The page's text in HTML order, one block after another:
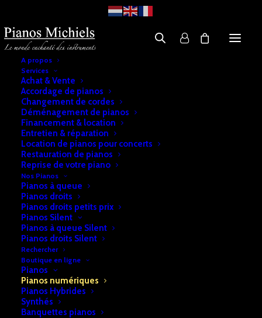
A propos
Services
Achat & Vente
Accordage de pianos
Changement de cordes
Déménagement de pianos
Financement & location
Entretien & réparation
Location de pianos pour concerts
Restauration de pianos
Reprise de votre piano
Nos Pianos
Pianos à queue
Pianos droits
Pianos droits petits prix
Pianos Silent
Pianos à queue Silent
Pianos droits Silent
Rechercher
Boutique en ligne
Pianos
Pianos numériques
Pianos Hybrides
Synthés
Banquettes pianos
Accueil Pianos
Piano numérique Casio CDP-S110
Piano numérique Casio CDP-S110